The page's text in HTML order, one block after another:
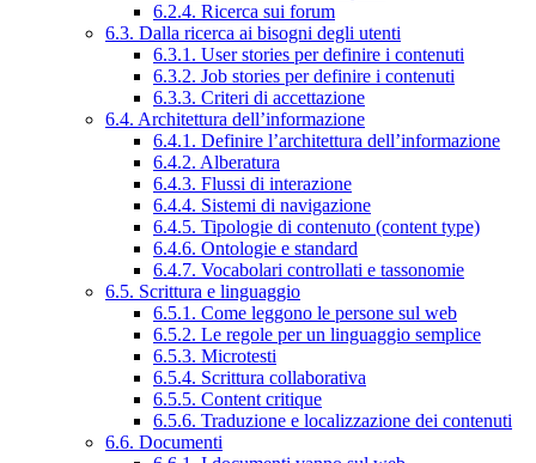
6.2.4. Ricerca sui forum
6.3. Dalla ricerca ai bisogni degli utenti
6.3.1. User stories per definire i contenuti
6.3.2. Job stories per definire i contenuti
6.3.3. Criteri di accettazione
6.4. Architettura dell’informazione
6.4.1. Definire l’architettura dell’informazione
6.4.2. Alberatura
6.4.3. Flussi di interazione
6.4.4. Sistemi di navigazione
6.4.5. Tipologie di contenuto (content type)
6.4.6. Ontologie e standard
6.4.7. Vocabolari controllati e tassonomie
6.5. Scrittura e linguaggio
6.5.1. Come leggono le persone sul web
6.5.2. Le regole per un linguaggio semplice
6.5.3. Microtesti
6.5.4. Scrittura collaborativa
6.5.5. Content critique
6.5.6. Traduzione e localizzazione dei contenuti
6.6. Documenti